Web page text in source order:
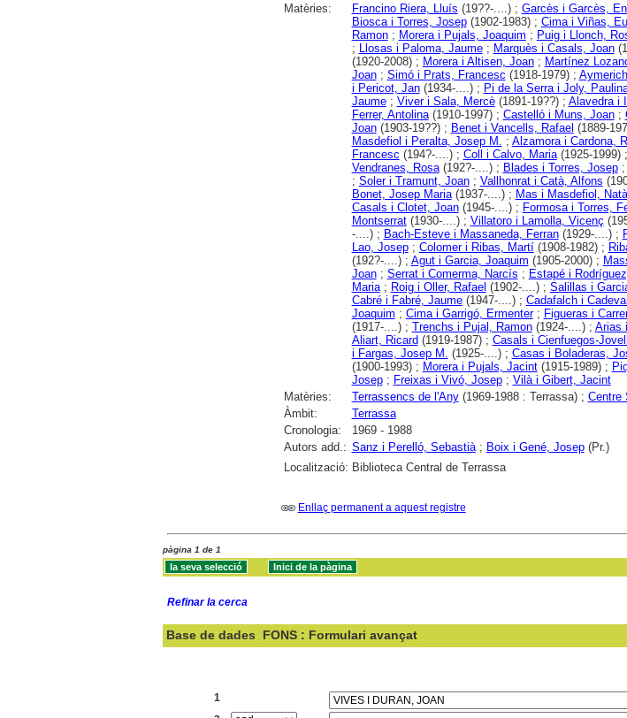
Matèries:
Francino Riera, Lluís (19??-....) ; Garcès i Garcès,
Biosca i Torres, Josep(1902-1983) ; Cima i Viñas,
Ramon; Morera i Pujals, Joaquim ; Puig i Llonch,
;
Llosas i Paloma, Jaume; Marquès i Casals, Joan
(1920-2008) ; Morera i Altisen, Joan; Martínez
Joan; Simó i Prats, Francesc (1918-1979) ;
i Pericot, Jan(1934-....) ; Pi de la Serra i Joly,
Jaume; Viver i Sala, Mercè(1891-19??) ; Alavedra i
Ferrer, Antolina(1910-1997) ; Castelló i Muns, Joan;
Joan(1903-19??) ; Benet i Vancells, Rafael (1889-
Masdefiol i Peralta, Josep M.
; Alzamora i Cardona,
Francesc (194?-....) ; Coll i Calvo, Maria(1925-1999) ;
Vendranes, Rosa(192?-....) ; Blades i Torres, Josep;
; Soler i Tramunt, Joan; Vallhonrat i Catà, Alfons
Bonet, Josep Maria(1937-....) ; Mas i Masdefiol,
Casals i Clotet, Joan(1945-....) ; Formosa i Torres,
Montserrat(1930-....) ; Villatoro i Lamolla, Vicenç
-....) ; Bach-Esteve i Massaneda, Ferran(1929-....) ;
Lao, Josep; Colomer i Ribas, Martí(1908-1982) ;
(192?-....) ; Agut i Garcia, Joaquim (1905-2000) ;
Joan; Serrat i Comerma, Narcís ; Estapé i
Maria; Roig i Oller, Rafael (1902-....) ; Salillas i
Cabré i Fabré, Jaume(1947-....) ; Cadafalch i
Joaquim ; Cima i Garrigó, Ermenter; Figueras i
(1917-....) ; Trenchs i Pujal, Ramon(1924-....) ; Arias
Aliart, Ricard (1919-1987) ; Casals i Cienfuegos-
i Fargas, Josep M.
(1925-....) ; Casas i Boladeras,
(1900-1993) ; Morera i Pujals, Jacint(1915-1989) ;
Josep; Freixas i Vivó, Josep; Vilà i Gibert, Jacint
Matèries:
Terrassencs de l'Any(1969-1988 : Terrassa) ; Centre
Àmbit:
Terrassa
Cronologia:
1969 - 1988
Autors add.: Sanz i Perelló, Sebastià; Boix i Gené, Josep(Pr.)
Localització: Biblioteca Central de Terrassa
Enllaç permanent a aquest registre
pàgina 1 de 1
Refinar la cerca
Base de dades FONS : Formulari avançat
1